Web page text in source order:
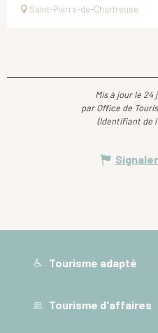
Saint-Pierre-de-Chartreuse
Mis à jour le 24
par Office de
(Identifiant de
Tourisme adapté
Tourisme d'affaires